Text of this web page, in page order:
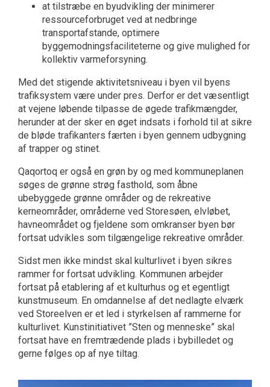
at tilstræbe en byudvikling der minimerer
ressourceforbruget ved at nedbringe
transportafstande, optimere
byggemodningsfaciliteterne og give mulighed for
kollektiv varmeforsyning.
Med det stigende aktivitetsniveau i byen vil byens
trafiksystem være under pres. Derfor er det væsentligt
at vejene løbende tilpasse de øgede trafikmængder,
herunder at der sker en øget indsats i forhold til at sikre
de bløde trafikanters færten i byen gennem udbygning
af trapper og stinet.
Qaqortoq er også en grøn by og med kommuneplanen
søges de grønne strøg fasthold, som åbne
ubebyggede grønne områder og de rekreative
kerneområder, områderne ved Storesøen, elvløbet,
havneområdet og fjeldene som omkranser byen bør
fortsat udvikles som tilgængelige rekreative områder.
Sidst men ikke mindst skal kulturlivet i byen sikres
rammer for fortsat udvikling. Kommunen arbejder
fortsat på etablering af et kulturhus og et egentligt
kunstmuseum. En omdannelse af det nedlagte elværk
ved Storeelven er et led i styrkelsen af rammerne for
kulturlivet. Kunstinitiativet ”Sten og menneske” skal
fortsat have en fremtrædende plads i bybilledet og
gerne følges op af nye tiltag.